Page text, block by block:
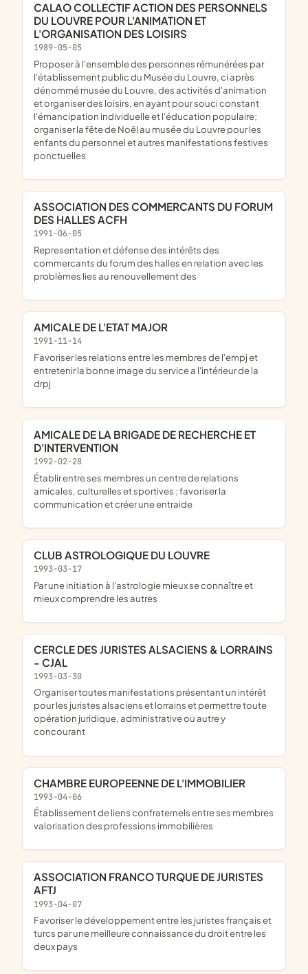
CALAO COLLECTIF ACTION DES PERSONNELS
DU LOUVRE POUR L'ANIMATION ET
L'ORGANISATION DES LOISIRS
1989-05-05
proposer à l'ensemble des personnes rémunérées par
l'établissement public du Musée du Louvre, ci après
dénommé musée du Louvre, des activités d'animation
et organiser des loisirs, en ayant pour souci constant
l'émancipation individuelle et l'éducation populaire;
organiser la fête de Noël au musée du Louvre pour les
enfants du personnel et autres manifestations festives
ponctuelles
ASSOCIATION DES COMMERCANTS DU FORUM
DES HALLES ACFH
1991-06-05
representation et défense des intérêts des
commercants du forum des halles en relation avec les
problèmes lies au renouvellement des
AMICALE DE L'ETAT MAJOR
1991-11-14
favoriser les relations entre les membres de l'empj et
entretenir la bonne image du service a l'intérieur de la
drpj
AMICALE DE LA BRIGADE DE RECHERCHE ET
D'INTERVENTION
1992-02-28
établir entre ses membres un centre de relations
amicales, culturelles et sportives ; favoriser la
communication et créer une entraide
CLUB ASTROLOGIQUE DU LOUVRE
1993-03-17
par une initiation à l'astrologie mieux se connaître et
mieux comprendre les autres
CERCLE DES JURISTES ALSACIENS & LORRAINS
- CJAL
1993-03-30
organiser toutes manifestations présentant un intérêt
pour les juristes alsaciens et lorrains et permettre toute
opération juridique, administrative ou autre y
concourant
CHAMBRE EUROPEENNE DE L'IMMOBILIER
1993-04-06
établissement de liens confraternels entre ses membres
valorisation des professions immobilières
ASSOCIATION FRANCO TURQUE DE JURISTES
AFTJ
1993-04-07
favoriser le développement entre les juristes français et
turcs par une meilleure connaissance du droit entre les
deux pays